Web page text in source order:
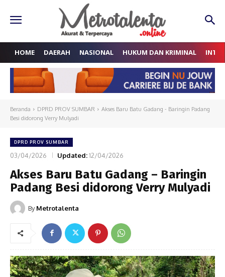
HOME DAERAH NASIONAL HUKUM DAN KRIMINAL
Beranda DPRD PROV SUMBAR
Akses Baru Batu Gadang - Baringin Padang
Besi didorong Verry Mulyadi
DPRD PROV SUMBAR
03/04/2026 Updated:12/04/2026
Akses Baru Batu Gadang – Baringin
Padang Besi didorong Verry Mulyadi
By Metrotalenta